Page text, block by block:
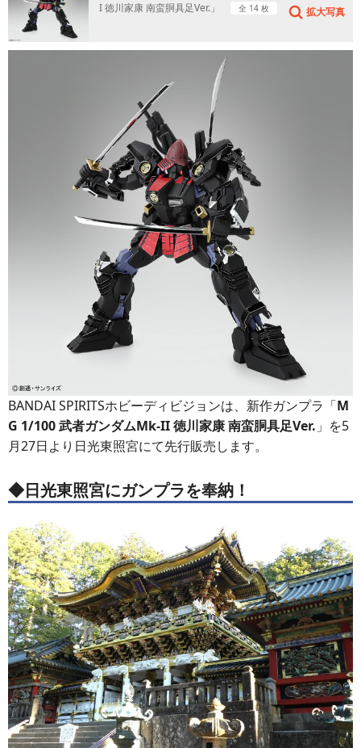
I 徳川家康 南蛮胴具足Ver.」
全 14 枚 拡大写真
BANDAI SPIRITSホビーディビジョンは、新作ガンプラ「M
G 1/100 武者ガンダムMk-II 徳川家康 南蛮胴具足Ver. 」を5
月27日より日光東照宮にて先行販売します。
◆日光東照宮にガンプラを奉納！